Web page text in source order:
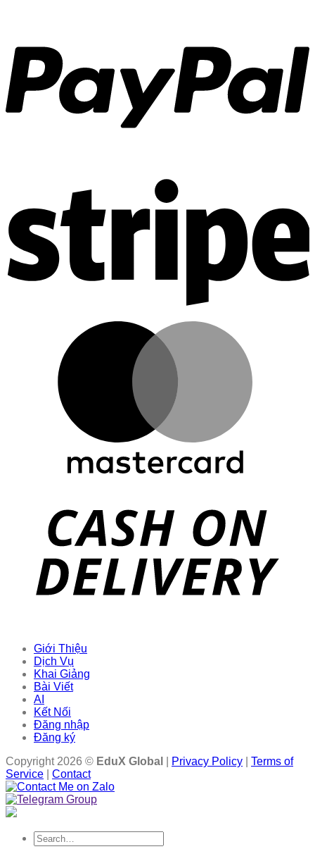
Giới Thiệu
Dịch Vụ
Khai Giảng
Bài Viết
AI
Kết Nối
Đăng nhập
Đăng ký
Copyright 2026 © EduX Global Privacy Policy
Terms of
Service
Contact
Search